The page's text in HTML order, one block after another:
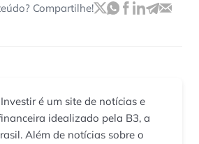
Compartilhe!
é um site de notícias e
idealizado pela B3, a
Além de notícias sobre o